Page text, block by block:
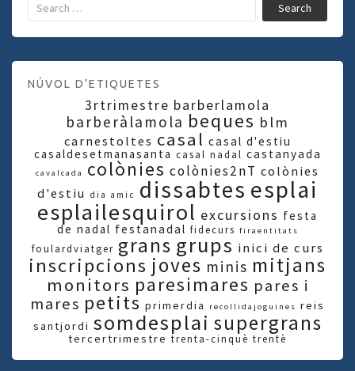
Search
NÚVOL D’ETIQUETES
3rtrimestre barberlamola
barberàlamola beques blm
carnestoltes casal casal d'estiu
casaldesetmanasanta casal nadal castanyada
cavalcada colònies colònies2nT colònies
d'estiu
dia amic dissabtes esplai
esplailesquirol excursions festa
de nadal festanadal fidecurs firaentitats
foulardviatger grans grups inici de curs
inscripcions joves minis mitjans
monitors paresimares pares i
mares petits primerdia recollidajoguines reis
santjordi somdesplai supergrans
tercertrimestre trenta-cinquè trentè